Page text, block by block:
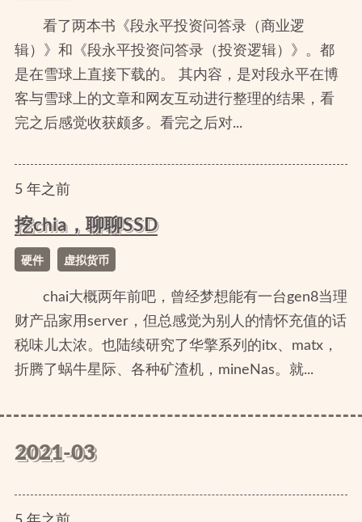
看了两本书《段永平投资问答录（商业逻
辑）》和《段永平投资问答录（投资逻辑）》。都
是在雪球上直接下载的。 其内容，是对段永平在博
客与雪球上的文章和网友互动进行整理的结果，看
完之后感觉收获颇多。看完之后对...
5年之前
挖chia，聊聊SSD
硬件 虚拟货币
chai大概两年前吧，曾经梦想能有一台gen8当理
财产品家用server，但总感觉为别人的情怀充值的话
税味儿太浓。也陆续研究了华擎系列的itx、matx，
折腾了蜗牛星际、各种矿渣机，mineNas。就...
2021-03